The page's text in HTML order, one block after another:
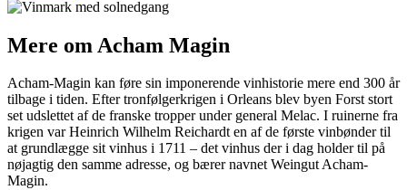
Mere om Acham Magin
Acham-Magin kan føre sin imponerende vinhistorie mere end 300 år
tilbage i tiden. Efter tronfølgerkrigen i Orleans blev byen Forst stort
set udslettet af de franske tropper under general Melac. I ruinerne fra
krigen var Heinrich Wilhelm Reichardt en af de første vinbønder til
at grundlægge sit vinhus i 1711 – det vinhus der i dag holder til på
nøjagtig den samme adresse, og bærer navnet Weingut Acham-
Magin.